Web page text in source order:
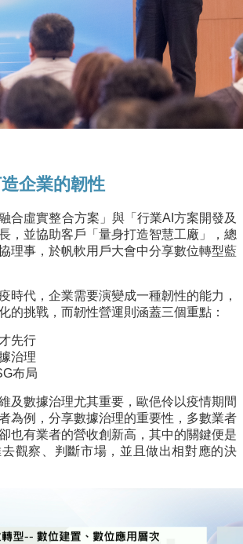
企業的韌性
合虛實整合方案」與「行業AI方案開發及
，並協助客戶「量身打造智慧工廠」，總
理事，於帆軟用戶大會中分享數位轉型藍
時代，企業需要演變成一種韌性的能力，
的挑戰，而韌性營運則涵蓋三個重點：
先行
治理
布局
及數據治理尤其重要，歐俋伶以疫情期間
為例，分享數據治理的重要性，多數業者
也有業者的營收創新高，其中的關鍵便是
觀察、判斷市場，並且做出相對應的決